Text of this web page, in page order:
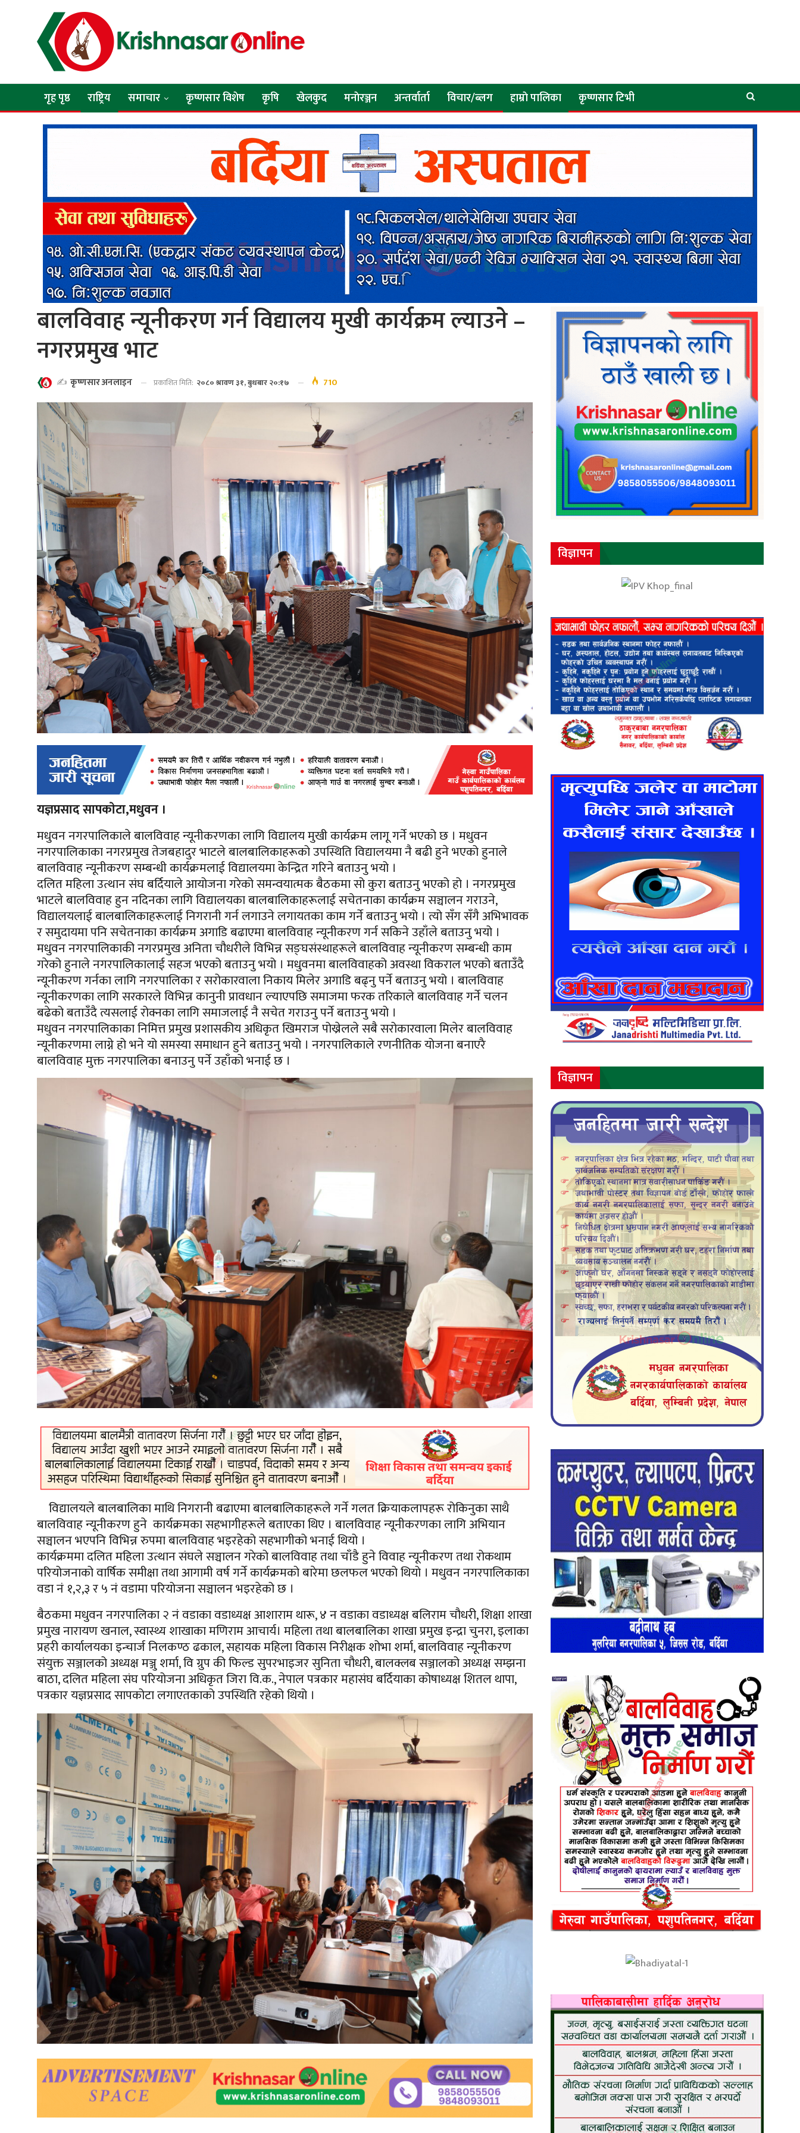
गृह पृष्ठ राष्ट्रिय समाचार कृष्णसार विशेष कृषि खेलकुद मनाेरञ्जन अन्तर्वार्ता विचार/ब्लग हाम्राे पालिका कृष्णसार टिभी
बालविवाह न्यूनीकरण गर्न विद्यालय मुखी कार्यक्रम ल्याउने –
नगरप्रमुख भाट
✍️ कृष्णसार अनलाइन प्रकाशित मिति: २०८० श्रावण ३१, बुधबार २०:१७ 710
यज्ञप्रसाद सापकाेटा,मधुवन ।
मधुवन नगरपालिकाले बालविवाह न्यूनीकरणका लागि विद्यालय मुखी कार्यक्रम लागू गर्ने भएको छ । मधुवन
नगरपालिकाका नगरप्रमुख तेजबहादुर भाटले बालबालिकाहरूको उपस्थिति विद्यालयमा नै बढी हुने भएको हुनाले
बालविवाह न्यूनीकरण सम्बन्धी कार्यक्रमलाई विद्यालयमा केन्द्रित गरिने बताउनु भयो ।
दलित महिला उत्थान संघ बर्दियाले आयोजना गरेको समन्वयात्मक बैठकमा सो कुरा बताउनु भएको हो । नगरप्रमुख
भाटले बालविवाह हुन नदिनका लागि विद्यालयका बालबालिकाहरूलाई सचेतनाका कार्यक्रम सञ्चालन गराउने,
विद्यालयलाई बालबालिकाहरूलाई निगरानी गर्न लगाउने लगायतका काम गर्ने बताउनु भयो । त्यो सँग सँगै अभिभावक
र समुदायमा पनि सचेतनाका कार्यक्रम अगाडि बढाएमा बालविवाह न्यूनीकरण गर्न सकिने उहाँले बताउनु भयो ।
मधुवन नगरपालिकाकी नगरप्रमुख अनिता चौधरीले विभिन्न सङ्घसंस्थाहरूले बालविवाह न्यूनीकरण सम्बन्धी काम
गरेको हुनाले नगरपालिकालाई सहज भएको बताउनु भयो । मधुवनमा बालविवाहको अवस्था विकराल भएको बताउँदै
न्यूनीकरण गर्नका लागि नगरपालिका र सरोकारवाला निकाय मिलेर अगाडि बढ्नु पर्ने बताउनु भयो । बालविवाह
न्यूनीकरणका लागि सरकारले विभिन्न कानुनी प्रावधान ल्याएपछि समाजमा फरक तरिकाले बालविवाह गर्ने चलन
बढेको बताउँदै त्यसलाई रोक्नका लागि समाजलाई नै सचेत गराउनु पर्ने बताउनु भयो ।
मधुवन नगरपालिकाका निमित्त प्रमुख प्रशासकीय अधिकृत खिमराज पोख्रेलले सबै सरोकारवाला मिलेर बालविवाह
न्यूनीकरणमा लाग्ने हो भने यो समस्या समाधान हुने बताउनु भयो । नगरपालिकाले रणनीतिक योजना बनाएरै
बालविवाह मुक्त नगरपालिका बनाउनु पर्ने उहाँको भनाई छ ।
विद्यालयले बालबालिका माथि निगरानी बढाएमा बालबालिकाहरूले गर्ने गलत क्रियाकलापहरू रोकिनुका साथै
बालविवाह न्यूनीकरण हुने कार्यक्रमका सहभागीहरूले बताएका थिए । बालविवाह न्यूनीकरणका लागि अभियान
सञ्चालन भएपनि विभिन्न रुपमा बालविवाह भइरहेको सहभागीको भनाई थियो ।
कार्यक्रममा दलित महिला उत्थान संघले सञ्चालन गरेको बालविवाह तथा चाँडै हुने विवाह न्यूनीकरण तथा रोकथाम
परियोजनाको वार्षिक समीक्षा तथा आगामी वर्ष गर्ने कार्यक्रमको बारेमा छलफल भएको थियो । मधुवन नगरपालिकाका
वडा नं १,२,३र ५ नं वडामा परियोजना सञ्चालन भइरहेको छ ।
बैठकमा मधुवन नगरपालिका २ नं वडाका वडाध्यक्ष आशाराम थारू, ४ न वडाका वडाध्यक्ष बलिराम चौधरी, शिक्षा शाखा
प्रमुख नारायण खनाल, स्वास्थ्य शाखाका मणिराम आचार्य। महिला तथा बालबालिका शाखा प्रमुखइन्द्राचुनरा, इलाका
प्रहरी कार्यालयका इन्चार्ज निलकण्ठ ढकाल, सहायक महिला विकास निरीक्षक शोभा शर्मा, बालविवाह न्यूनीकरण
संयुक्त सञ्जालको अध्यक्ष मञ्जु शर्मा, वि ग्रुप की फिल्ड सुपरभाइजर सुनिता चौधरी, बालक्लब सञ्जालको अध्यक्ष सम्झना
बाठा,दलित महिला संघ परियोजना अधिकृत जिरावि.क.,नेपाल पत्रकार महासंघ बर्दियाका कोषाध्यक्षशितलथापा,
पत्रकार यज्ञप्रसाद सापकोटालगाएतकाकोउपस्थिति रहेको थियो ।
विज्ञापन
विज्ञापन